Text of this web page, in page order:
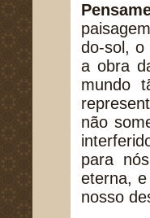
do-sol, o
a obra
mundo
não
para
eterna,
nosso